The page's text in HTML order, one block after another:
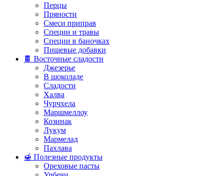
Перцы
Пряности
Смеси приправ
Специи и травы
Специи в баночках
Пищевые добавки
🍫 Восточные сладости
Джезерье
В шоколаде
Сладости
Халва
Чурчхела
Маршмеллоу
Козинак
Лукум
Мармелад
Пахлава
🍯 Полезные продукты
Ореховые пасты